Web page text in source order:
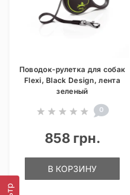
Поводок-рулетка для собак
Flexi, Black Design, лента
зеленый
0
858 грн.
В КОРЗИНУ